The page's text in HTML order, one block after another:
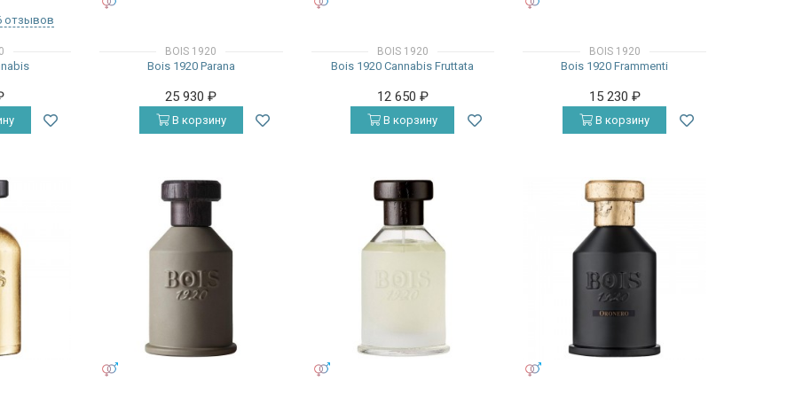
отзывов
BOIS 1920
Bois 1920 Parana
25 930₽
В корзину
BOIS 1920
Bois 1920 Cannabis Fruttata
12 650 ₽
В корзину
BOIS 1920
Bois 1920 Frammenti
15 230 ₽
В корзину